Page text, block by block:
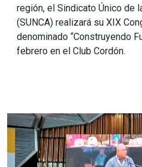
región, el Sindicato Único de
(SUNCA) realizará su XIX
denominado “Construyendo
febrero en el Club Cordón.
Imagen